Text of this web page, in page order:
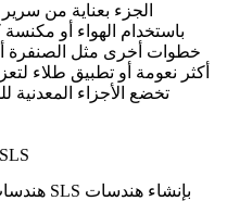
الجزء بعناية من
باستخدام الهواء أو مكنسة
خطوات أخرى مثل الصنفرة
أكثر نعومة أو تطبيق طلاء
تخضع الأجزاء المعدنية
مزايا الطباعة ثلاثية الأبعاد باستخدام SLS